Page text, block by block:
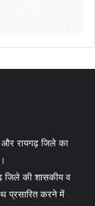
रायगढ़ जिले का
की शासकीय व
प्रसारित करने में